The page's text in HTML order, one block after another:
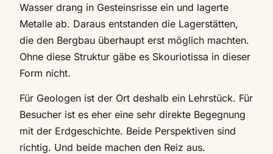
Wasser drang in Gesteinsrisse ein und lagerte
Metalle ab. Daraus entstanden die Lagerstätten,
die den Bergbau überhaupt erst möglich machten.
Ohne diese Struktur gäbe es Skouriotissa in dieser
Form nicht.
Für Geologen ist der Ort deshalb ein Lehrstück. Für
Besucher ist es eher eine sehr direkte Begegnung
mit der Erdgeschichte. Beide Perspektiven sind
richtig. Und beide machen den Reiz aus.